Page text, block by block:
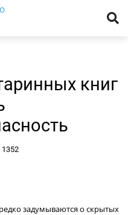
книг
1352
задумываются о скрытых